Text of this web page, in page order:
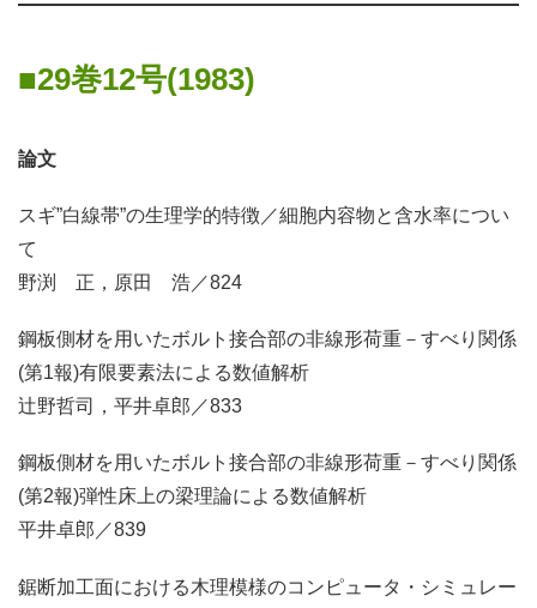
29巻12号(1983)
論文
スギ”白線帯”の生理学的特徴／細胞内容物と含水率につい
て
野渕 正，原田 浩／824
鋼板側材を用いたボルト接合部の非線形荷重－すべり関係
(第1報)有限要素法による数値解析
辻野哲司，平井卓郎／833
鋼板側材を用いたボルト接合部の非線形荷重－すべり関係
(第2報)弾性床上の梁理論による数値解析
平井卓郎／839
鋸断加工面における木理模様のコンピュータ・シミュレー